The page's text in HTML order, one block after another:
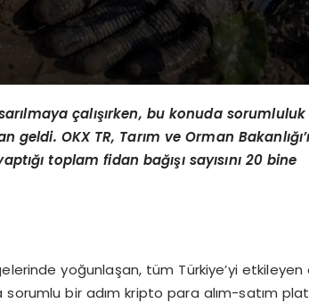
çalışırken, bu konuda sorumluluk
geldi. OKX TR, Tarım ve Orman
toplam fidan bağışı sayısını 20 bine
yoğunlaşan, tüm Türkiye’yi etkileyen
sorumlu bir adım kripto para alım-satım